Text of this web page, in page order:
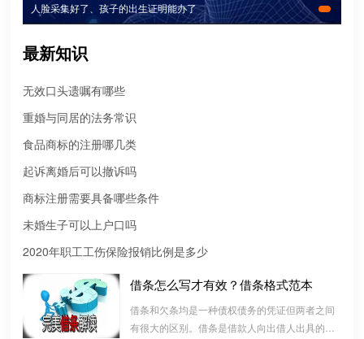
人脸采集好了、孩子的出生证明能办了
最新知识
无效口头遗嘱有哪些
重婚与同居的法务常识
食品商标的注册哪几类
起诉离婚后可以撤诉吗
商标注册需要具备哪些条件
未婚生子可以上户口吗
2020年职工工伤保险报销比例是多少
借条怎么写才有效？借条格式范本
借条和欠条均是一种债权债务的凭证但两者之间
有很大的区别。借条是借款人向出借人出具的借
微信转账凭证能证明存在借款关系吗？
出借人只提供微信转账凭证，只能证明双方的借贷关系生效，但是
不能证明双方存在借款关系。